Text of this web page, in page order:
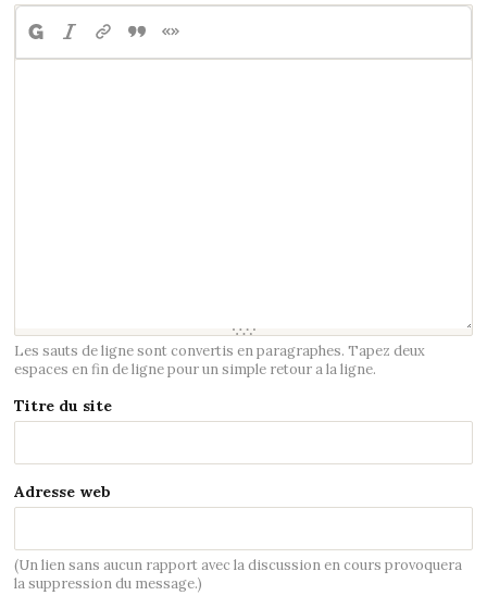
Les sauts de ligne sont convertis en paragraphes. Tapez deux
espaces en fin de ligne pour un simple retour a la ligne.
Titre du site
Adresse web
(Un lien sans aucun rapport avec la discussion en cours provoquera
la suppression du message.)